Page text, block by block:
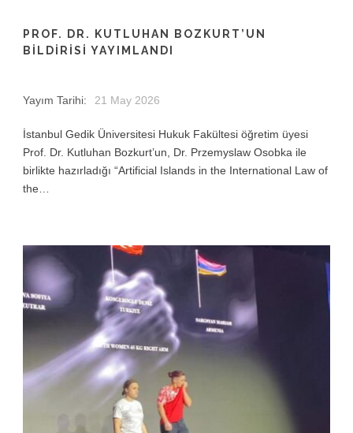
PROF. DR. KUTLUHAN BOZKURT’UN
BILDIRISI YAYIMLANDI
Yayım Tarihi: 21 May 2026
İstanbul Gedik Üniversitesi Hukuk Fakültesi öğretim üyesi
Prof. Dr. Kutluhan Bozkurt’un, Dr. Przemyslaw Osobka ile
birlikte hazırladığı “Artificial Islands in the International Law of
the…